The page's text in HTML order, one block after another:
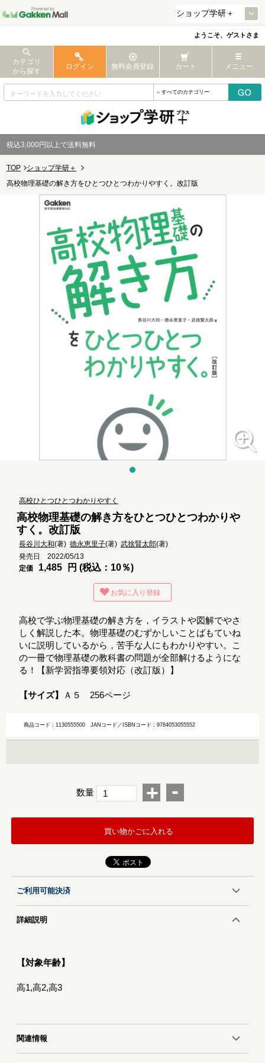
ようこそ、ゲストさま
カテゴリ
から探す
ログイン 無料会員登録 カート メニュー
税込3,000円以上で送料無料
TOP
ショップ学研＋
高校物理基礎の解き方をひとつひとつわかりやすく。改訂版
高校ひとつひとつわかりやすく
高校物理基礎の解き方をひとつひとつわかりや
すく。改訂版
長谷川大和(著)徳永恵里子(著)武捨賢太郎(著)
発売日 2022/05/13
定価
1,485 円 (税込：10％)
お気に入り登録
高校で学ぶ物理基礎の解き方を，イラストや図解でやさ
しく解説した本。物理基礎のむずかしいことばもていね
いに説明しているから，苦手な人にもわかりやすい。こ
の一冊で物理基礎の教科書の問題が全部解けるようにな
る！【新学習指導要領対応（改訂版）】
【サイズ】 Ａ５ 256ページ
商品コード：1130555500JANコード／ISBNコード：9784053055552
数量 + -
買い物かごに入れる
ご利用可能決済
詳細説明
【対象年齢】
高1,高2,高3
関連情報